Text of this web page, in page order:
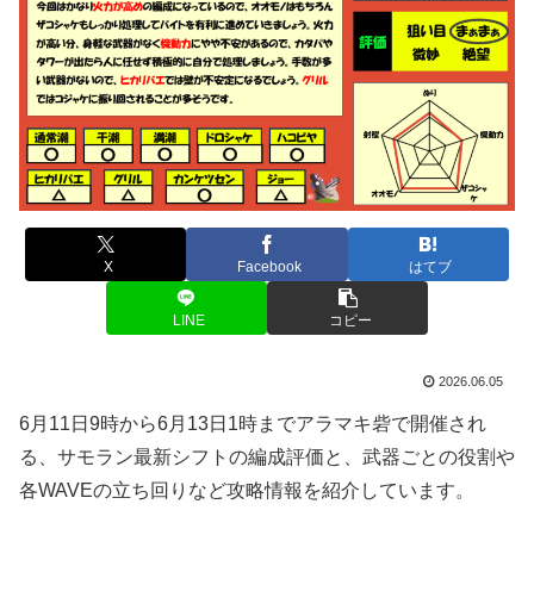
X Facebook はてブ
LINE コピー
2026.06.05
6月11日9時から6月13日1時までアラマキ砦で開催され
る、サモラン最新シフトの編成評価と、武器ごとの役割や
各WAVEの立ち回りなど攻略情報を紹介しています。